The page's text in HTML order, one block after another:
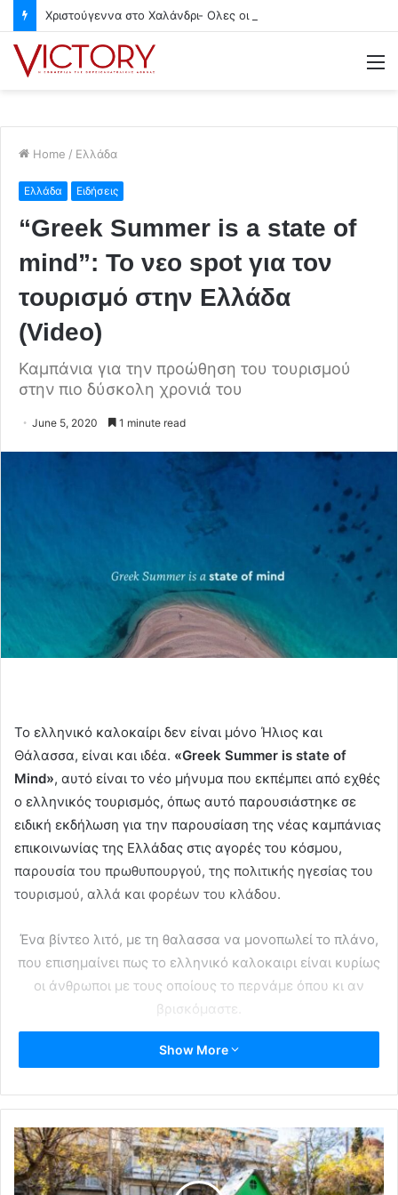
Home / Ελλάδα
Ελλάδα Ειδήσεις
“Greek Summer is a state of
mind”: Το νεο spot για τον
τουρισμό στην Ελλάδα
(Video)
Καμπάνια για την προώθηση του τουρισμού
στην πιο δύσκολη χρονιά του
June 5, 2020 1 minute read
Το ελληνικό καλοκαίρι δεν είναι μόνο Ήλιος και
Θάλασσα, είναι και ιδέα. «Greek Summer is state of
Mind», αυτό είναι το νέο μήνυμα που εκπέμπει από εχθές
ο ελληνικός τουρισμός, όπως αυτό παρουσιάστηκε σε
ειδική εκδήλωση για την παρουσίαση της νέας καμπάνιας
επικοινωνίας της Ελλάδας στις αγορές του κόσμου,
παρουσία του πρωθυπουργού, της πολιτικής ηγεσίας του
τουρισμού, αλλά και φορέων του κλάδου.
Ένα βίντεο λιτό, με τη θαλασσα να μονοπωλεί το πλάνο,
που επισημαίνει πως το ελληνικό καλοκαιρι είναι κυρίως
οι άνθρωποι με τους οποίους το περνάμε όπου κι αν
βρισκόμαστε.
Στην επίσημη εκδήλωση της νέας τουριστικής καμπάνιας
σημείωσε ότι η Ελλάδα ανοίγει την αγκαλιά της να
Στην εισαγωγική ομιλία της εκδήλωσης, ο κ. Θεοχάρης
εστίασε στη συνεργασία του υπουργείου Τουρισμού, του
Show More